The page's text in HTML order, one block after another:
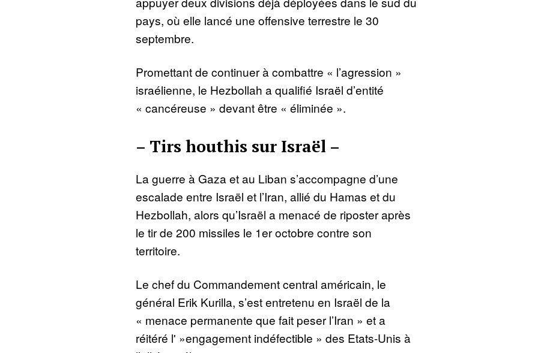
pays, où elle lancé une offensive terrestre le 30
septembre.
Promettant de continuer à combattre « l’agression »
israélienne, le Hezbollah a qualifié Israël d’entité
« cancéreuse » devant être « éliminée ».
– Tirs houthis sur Israël –
La guerre à Gaza et au Liban s’accompagne d’une
escalade entre Israël et l’Iran, allié du Hamas et du
Hezbollah, alors qu’Israël a menacé de riposter après
le tir de 200 missiles le 1er octobre contre son
territoire.
Le chef du Commandement central américain, le
général Erik Kurilla, s’est entretenu en Israël de la
« menace permanente que fait peser l’Iran » et a
réitéré l' »engagement indéfectible » des Etats-Unis à